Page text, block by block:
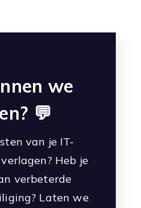
we
💬
van je IT-
Heb je
verbeterde
Laten we